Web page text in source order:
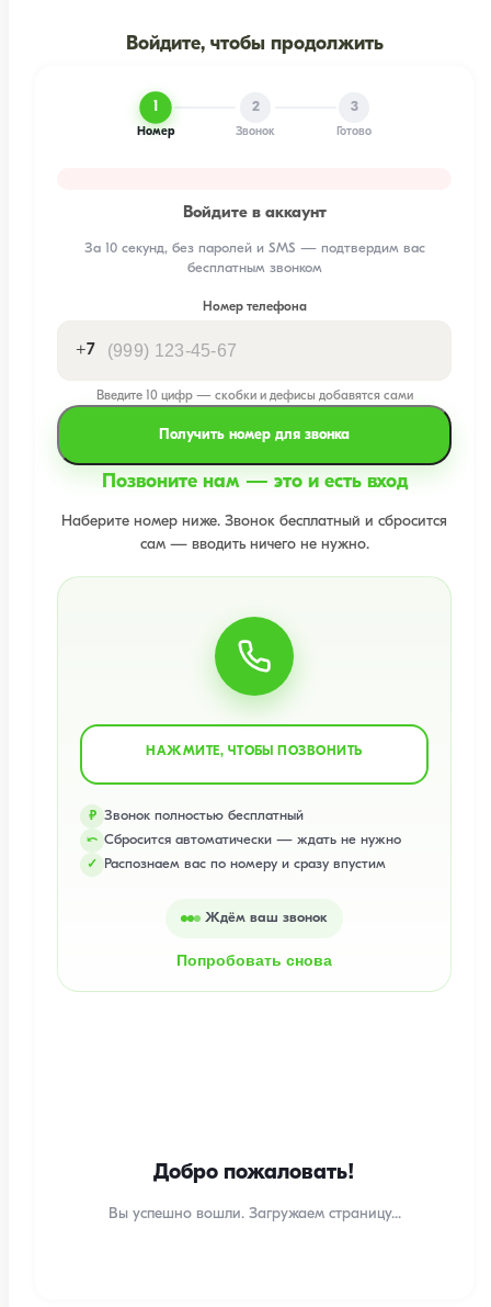
Войдите, чтобы продолжить
1
Номер
2
Звонок
3
Готово
Войдите в аккаунт
За 10 секунд, без паролей и SMS — подтвердим вас
бесплатным звонком
Номер телефона
+7
Введите 10 цифр — скобки и дефисы добавятся сами
Получить номер для звонка
Позвоните нам — это и есть вход
Наберите номер ниже. Звонок бесплатный и сбросится
сам — вводить ничего не нужно.
НАЖМИТЕ, ЧТОБЫ ПОЗВОНИТЬ
₽ Звонок полностью бесплатный
⤺ Сбросится автоматически — ждать не нужно
✓ Распознаем вас по номеру и сразу впустим
Ждём ваш звонок
Попробовать снова
Добро пожаловать!
Вы успешно вошли. Загружаем страницу...